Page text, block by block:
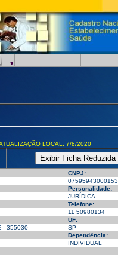
LOCAL: 7/8/2020
CNPJ:
07595943000153
Personalidade:
JURÍDICA
Telefone:
11 50980134
UF:
- 355030
SP
Dependência:
INDIVIDUAL